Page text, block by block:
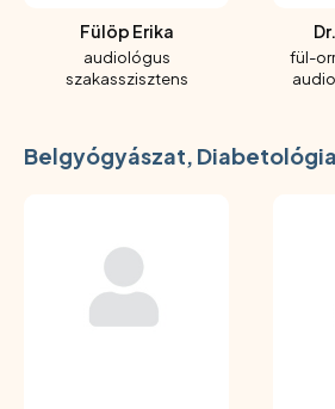
Fülöp Erika
audiológus
szakasszisztens
fül-
Belgyógyászat, Diabetológia